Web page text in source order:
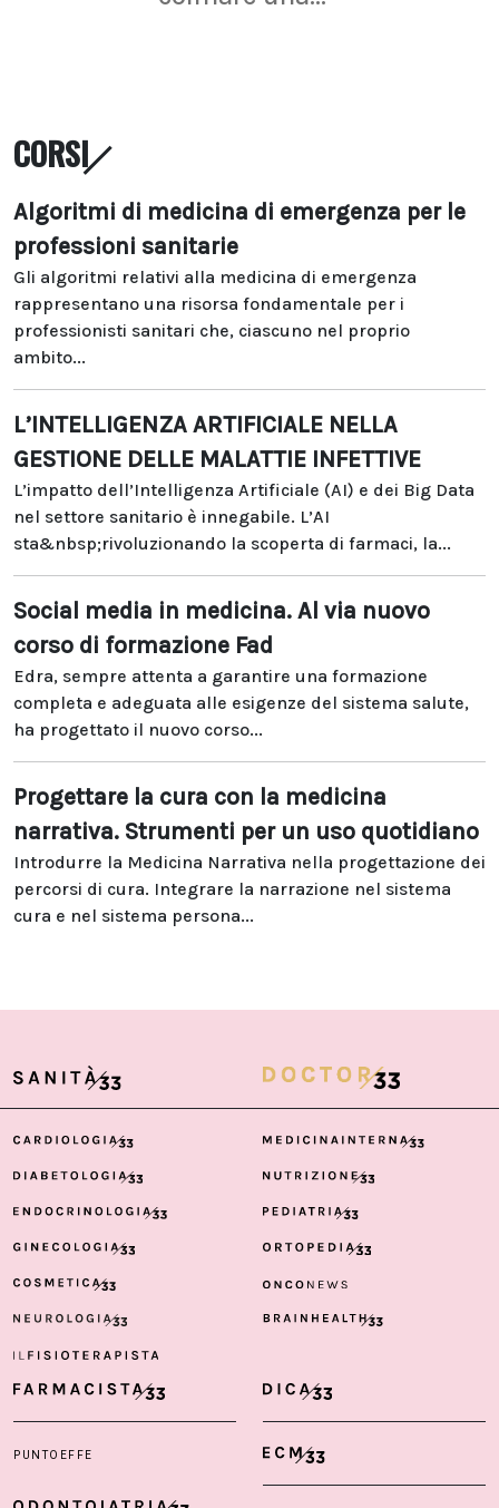
CORSI
Algoritmi di medicina di emergenza per le
professioni sanitarie
Gli algoritmi relativi alla medicina di emergenza
rappresentano una risorsa fondamentale per i
professionisti sanitari che, ciascuno nel proprio
ambito...
L’INTELLIGENZA ARTIFICIALE NELLA
GESTIONE DELLE MALATTIE INFETTIVE
L’impatto dell’Intelligenza Artificiale (AI) e dei Big Data
nel settore sanitario è innegabile. L’AI
sta&nbsp;rivoluzionando la scoperta di farmaci, la...
Social media in medicina. Al via nuovo
corso di formazione Fad
Edra, sempre attenta a garantire una formazione
completa e adeguata alle esigenze del sistema salute,
ha progettato il nuovo corso...
Progettare la cura con la medicina
narrativa. Strumenti per un uso quotidiano
Introdurre la Medicina Narrativa nella progettazione dei
percorsi di cura. Integrare la narrazione nel sistema
cura e nel sistema persona...